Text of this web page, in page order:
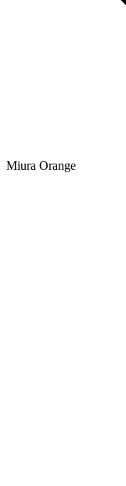
Miura Orange